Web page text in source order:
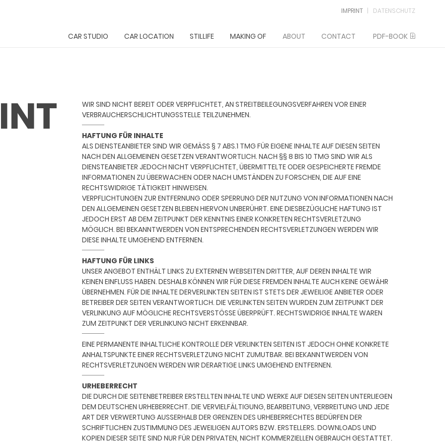
CAR STUDIO CAR LOCATION STILLIFE MAKING OF ABOUT CONTACT PDF-BOOK
IMPRINT DATENSCHUTZ
WIR SIND NICHT BEREIT ODER VERPFLICHTET, AN STREITBEILEGUNGSVERFAHREN VOR EINER
VERBRAUCHERSCHLICHTUNGSSTELLE TEILZUNEHMEN.
HAFTUNG FÜR INHALTE
ALS DIENSTEANBIETER SIND WIR GEMÄSS § 7 ABS.1 TMG FÜR EIGENE INHALTE AUF DIESEN SEITEN
NACH DEN ALLGEMEINEN GESETZEN VERANTWORTLICH. NACH §§ 8 BIS 10 TMG SIND WIR ALS
DIENSTEANBIETER JEDOCH NICHT VERPFLICHTET, ÜBERMITTELTE ODER GESPEICHERTE FREMDE
INFORMATIONEN ZU ÜBERWACHEN ODER NACH UMSTÄNDEN ZU FORSCHEN, DIE AUF EINE
RECHTSWIDRIGE TÄTIGKEIT HINWEISEN.
VERPFLICHTUNGEN ZUR ENTFERNUNG ODER SPERRUNG DER NUTZUNG VON INFORMATIONEN NACH
DEN ALLGEMEINEN GESETZEN BLEIBEN HIERVON UNBERÜHRT. EINE DIESBEZÜGLICHE HAFTUNG IST
JEDOCH ERST AB DEM ZEITPUNKT DER KENNTNIS EINER KONKRETEN RECHTSVERLETZUNG
MÖGLICH. BEI BEKANNTWERDEN VON ENTSPRECHENDEN RECHTSVERLETZUNGEN WERDEN WIR
DIESE INHALTE UMGEHEND ENTFERNEN.
HAFTUNG FÜR LINKS
UNSER ANGEBOT ENTHÄLT LINKS ZU EXTERNEN WEBSEITEN DRITTER, AUF DEREN INHALTE WIR
KEINEN EINFLUSS HABEN. DESHALB KÖNNEN WIR FÜR DIESE FREMDEN INHALTE AUCH KEINE GEWÄHR
ÜBERNEHMEN. FÜR DIE INHALTE DERVERLINKTEN SEITEN IST STETS DER JEWEILIGE ANBIETER ODER
BETREIBER DER SEITEN VERANTWORTLICH. DIE VERLINKTEN SEITEN WURDEN ZUM ZEITPUNKT DER
VERLINKUNG AUF MÖGLICHE RECHTSVERSTÖSSE ÜBERPRÜFT. RECHTSWIDRIGE INHALTE WAREN
ZUM ZEITPUNKT DER VERLINKUNG NICHT ERKENNBAR.
EINE PERMANENTE INHALTLICHE KONTROLLE DER VERLINKTEN SEITEN IST JEDOCH OHNE KONKRETE
ANHALTSPUNKTE EINER RECHTSVERLETZUNG NICHT ZUMUTBAR. BEI BEKANNTWERDEN VON
RECHTSVERLETZUNGEN WERDEN WIR DERARTIGE LINKS UMGEHEND ENTFERNEN.
URHEBERRECHT
DIE DURCH DIE SEITENBETREIBER ERSTELLTEN INHALTE UND WERKE AUF DIESEN SEITEN UNTERLIEGEN
DEM DEUTSCHEN URHEBERRECHT. DIE VERVIELFÄLTIGUNG, BEARBEITUNG, VERBREITUNG UND JEDE
ART DER VERWERTUNG AUSSERHALB DER GRENZEN DES URHEBERRECHTES BEDÜRFEN DER
SCHRIFTLICHEN ZUSTIMMUNG DES JEWEILIGEN AUTORS BZW. ERSTELLERS. DOWNLOADS UND
KOPIEN DIESER SEITE SIND NUR FÜR DEN PRIVATEN, NICHT KOMMERZIELLEN GEBRAUCH GESTATTET.